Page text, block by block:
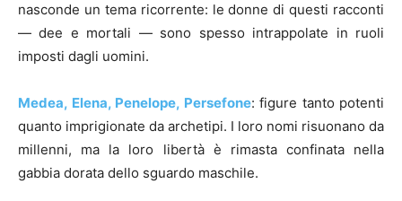
nasconde un tema ricorrente: le donne di questi racconti
— dee e mortali — sono spesso intrappolate in ruoli
imposti dagli uomini.
Medea, Elena, Penelope, Persefone: figure tanto potenti
quanto imprigionate da archetipi. I loro nomi risuonano da
millenni, ma la loro libertà è rimasta confinata nella
gabbia dorata dello sguardo maschile.